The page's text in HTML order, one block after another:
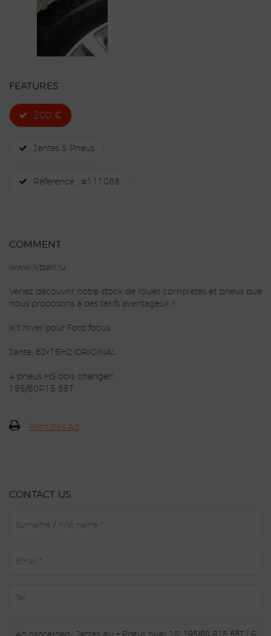
FEATURES
200 €
Jantes & Pneus
Reference : #111088
COMMENT
www.ivtsarl.lu
Venez découvrir notre stock de roues complètes et pneus que
nous proposons à des tarifs avantageux !!
Kit hiver pour Ford focus
Jante: 6Jx15H2 ORIGINAL
4 pneus HS dois changer!
195/60R15 88T
Print this Ad
CONTACT US